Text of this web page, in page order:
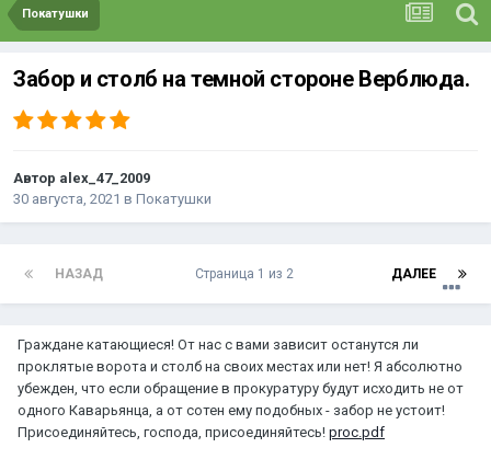
Покатушки
Забор и столб на темной стороне Верблюда.
Автор alex_47_2009
30 августа, 2021 в Покатушки
НАЗАД ДАЛЕЕ
Страница 1 из 2
Граждане катающиеся! От нас с вами зависит останутся ли
проклятые ворота и столб на своих местах или нет! Я абсолютно
убежден, что если обращение в прокуратуру будут исходить не от
одного Каварьянца, а от сотен ему подобных - забор не устоит!
Присоединяйтесь, господа, присоединяйтесь! proc.pdf